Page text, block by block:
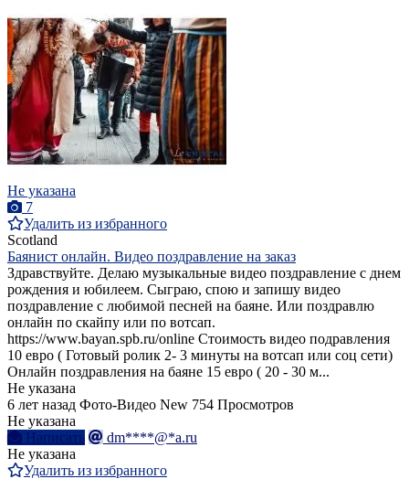
Не указана
7
Удалить из избранного
Scotland
Баянист онлайн. Видео поздравление на заказ
Здравствуйте. Делаю музыкальные видео поздравление с днем
рождения и юбилеем. Сыграю, спою и запишу видео
поздравление с любимой песней на баяне. Или поздравлю
онлайн по скайпу или по вотсап.
https://www.bayan.spb.ru/online Стоимость видео подравления
10 евро ( Готовый ролик 2- 3 минуты на вотсап или соц сети)
Онлайн поздравления на баяне 15 евро ( 20 - 30 м...
Не указана
6 лет назад Фото-Видео New 754 Просмотров
Не указана
Написать
dm****@*a.ru
Не указана
Удалить из избранного